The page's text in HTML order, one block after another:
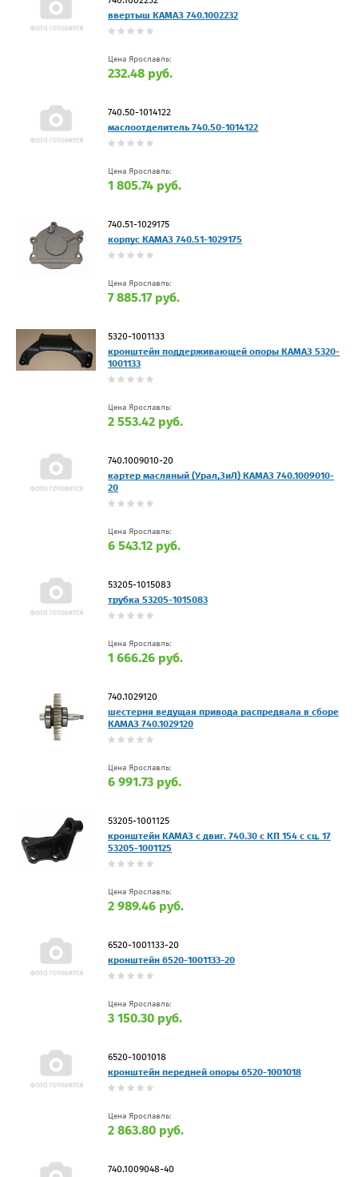
ввертыш КАМАЗ 740.1002232
Цена Ярославль:
232.48 руб.
740.50-1014122
маслоотделитель 740.50-1014122
Цена Ярославль:
1 805.74 руб.
740.51-1029175
корпус КАМАЗ 740.51-1029175
Цена Ярославль:
7 885.17 руб.
5320-1001133
кронштейн поддерживающей опоры КАМАЗ 5320-
1001133
Цена Ярославль:
2 553.42 руб.
740.1009010-20
картер масляный (Урал,ЗиЛ) КАМАЗ 740.1009010-
20
Цена Ярославль:
6 543.12 руб.
53205-1015083
трубка 53205-1015083
Цена Ярославль:
1 666.26 руб.
740.1029120
шестерня ведущая привода распредвала в сборе
КАМАЗ 740.1029120
Цена Ярославль:
6 991.73 руб.
53205-1001125
кронштейн КАМАЗ с двиг. 740.30 с КП 154 с сц. 17
53205-1001125
Цена Ярославль:
2 989.46 руб.
6520-1001133-20
кронштейн 6520-1001133-20
Цена Ярославль:
3 150.30 руб.
6520-1001018
кронштейн передней опоры 6520-1001018
Цена Ярославль:
2 863.80 руб.
740.1009048-40